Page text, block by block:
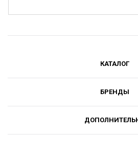
КАТАЛОГ
БРЕНДЫ